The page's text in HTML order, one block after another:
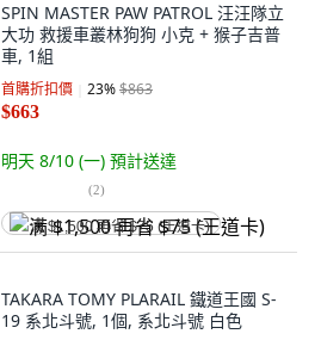
SPIN MASTER PAW PATROL 汪汪隊立
大功 救援車叢林狗狗 小克 + 猴子吉普
車, 1組
首購折扣價 23%$863
$663
明天 8/10 (一) 預計送達
(2)
满 $1,500 再省 $75 (王道卡)
TAKARA TOMY PLARAIL 鐵道王國 S-
19 系北斗號, 1個, 系北斗號 白色